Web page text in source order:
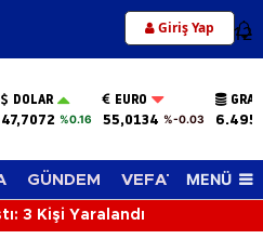
Giriş Yap 12
DOLAR
47,7072 %0.16
EURO
55,0134 %-0.03
GÜNDEM VEFAT EDENLER
MENÜ
3 Kişi Yaralandı